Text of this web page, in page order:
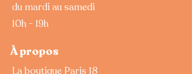
du mardi au samedi
10h - 19h
À propos
La boutique Paris 18